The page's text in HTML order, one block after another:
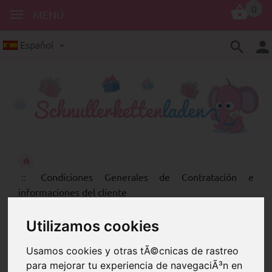
Utilizamos cookies
Usamos cookies y otras tÃ©cnicas de rastreo
para mejorar tu experiencia de navegaciÃ³n en
Español
Condiciones Generales de Contratación e
informaciones del cliente
Condiciones Generales de
Contratación e informaciones
del cliente